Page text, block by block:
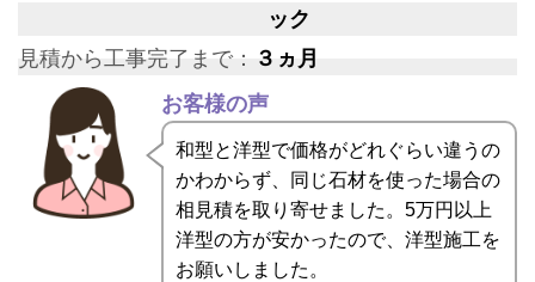
ック
見積から工事完了まで： ３ヵ月
お客様の声
和型と洋型で価格がどれぐらい違うの
かわからず、同じ石材を使った場合の
相見積を取り寄せました。5万円以上
洋型の方が安かったので、洋型施工を
お願いしました。